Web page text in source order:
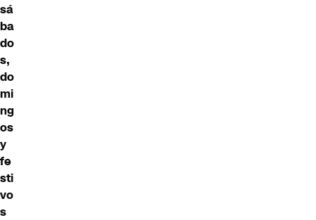
sá
ba
do
s,
do
mi
ng
os
y
fe
sti
vo
s